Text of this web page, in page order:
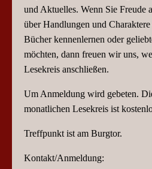
und Aktuelles. Wenn Sie Freude
über Handlungen und
Bücher kennenlernen oder
möchten, dann freuen wir uns,
Lesekreis anschließen.
Um Anmeldung wird gebeten.
monatlichen Lesekreis ist
Treffpunkt ist am Burgtor.
Kontakt/Anmeldung: